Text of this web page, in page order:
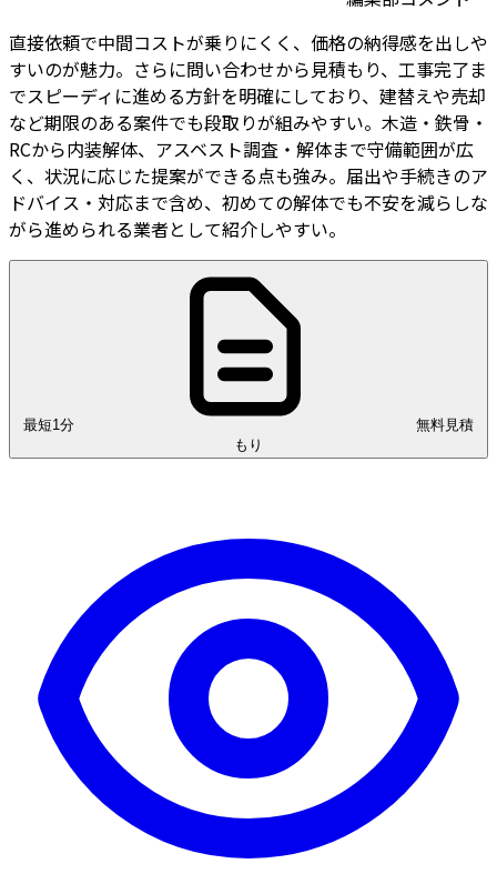
直接依頼で中間コストが乗りにくく、価格の納得感を出しや
すいのが魅力。さらに問い合わせから見積もり、工事完了ま
でスピーディに進める方針を明確にしており、建替えや売却
など期限のある案件でも段取りが組みやすい。木造・鉄骨・
RCから内装解体、アスベスト調査・解体まで守備範囲が広
く、状況に応じた提案ができる点も強み。届出や手続きのア
ドバイス・対応まで含め、初めての解体でも不安を減らしな
がら進められる業者として紹介しやすい。
最短1分
もり